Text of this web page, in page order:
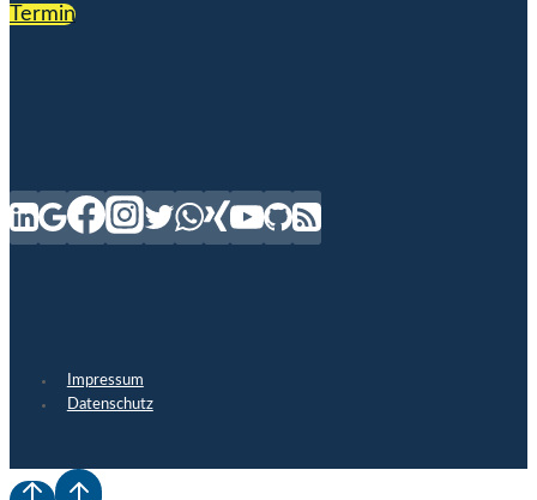
Termin
Impressum
Datenschutz